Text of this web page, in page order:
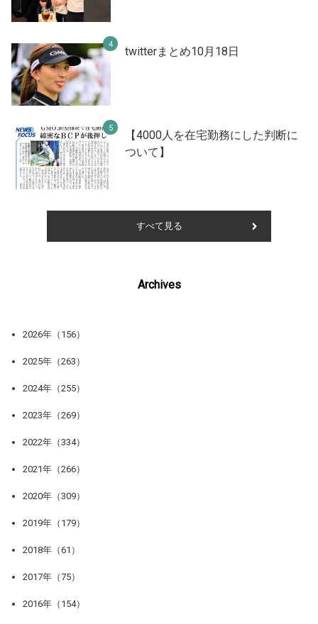
twitterまとめ10月18日
【4000人を在宅勤務にした判断に
ついて】
すべて見る
Archives
2026年（156）
2025年（263）
2024年（255）
2023年（269）
2022年（334）
2021年（266）
2020年（309）
2019年（179）
2018年（61）
2017年（75）
2016年（154）